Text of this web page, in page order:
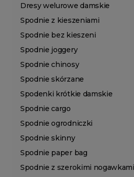
Dresy welurowe damskie
Spodnie z kieszeniami
Spodnie bez kieszeni
Spodnie joggery
Spodnie chinosy
Spodnie skórzane
Spodenki krótkie damskie
Spodnie cargo
Spodnie ogrodniczki
Spodnie skinny
Spodnie paper bag
Spodnie z szerokimi nogawkami